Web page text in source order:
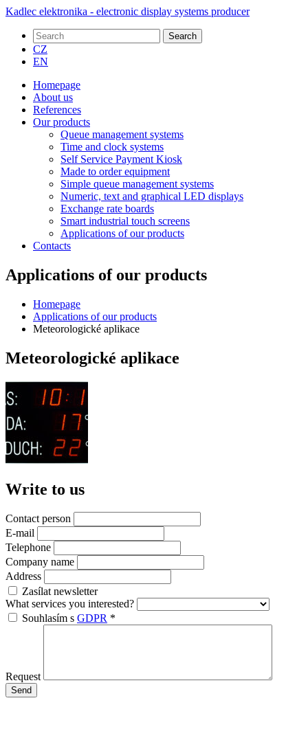
Kadlec elektronika - electronic display systems producer
Search
CZ
EN
Homepage
About us
References
Our products
Queue management systems
Time and clock systems
Self Service Payment Kiosk
Made to order equipment
Simple queue management systems
Numeric, text and graphical LED displays
Exchange rate boards
Smart industrial touch screens
Applications of our products
Contacts
Applications of our products
Homepage
Applications of our products
Meteorologické aplikace
Meteorologické aplikace
Write to us
Contact person
E-mail
Telephone
Company name
Address
Zasílat newsletter
What services you interested?
Souhlasím s GDPR *
Request